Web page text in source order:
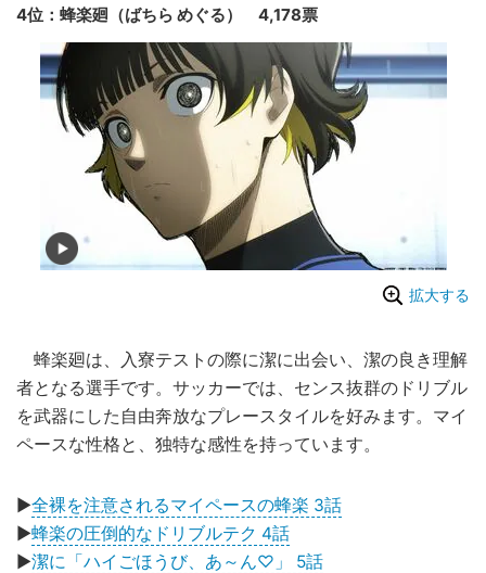
4位：蜂楽廻（ばちら めぐる） 4,178票
拡大する
蜂楽廻は、入寮テストの際に潔に出会い、潔の良き理解
者となる選手です。サッカーでは、センス抜群のドリブル
を武器にした自由奔放なプレースタイルを好みます。マイ
ペースな性格と、独特な感性を持っています。
▶全裸を注意されるマイペースの蜂楽 3話
▶蜂楽の圧倒的なドリブルテク 4話
▶潔に「ハイごほうび、あ～ん♡」 5話